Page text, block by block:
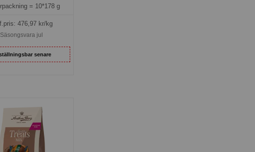
= 10*178 g
476,97kr/kg
Säsongsvara jul
senare